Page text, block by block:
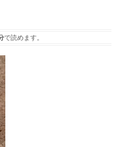
で読めます。